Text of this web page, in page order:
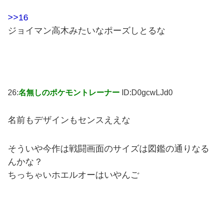
>>16
ジョイマン高木みたいなポーズしとるな
26:名無しのポケモントレーナー ID:D0gcwLJd0
名前もデザインもセンスええな
そういや今作は戦闘画面のサイズは図鑑の通りなる
んかな？
ちっちゃいホエルオーはいやんご